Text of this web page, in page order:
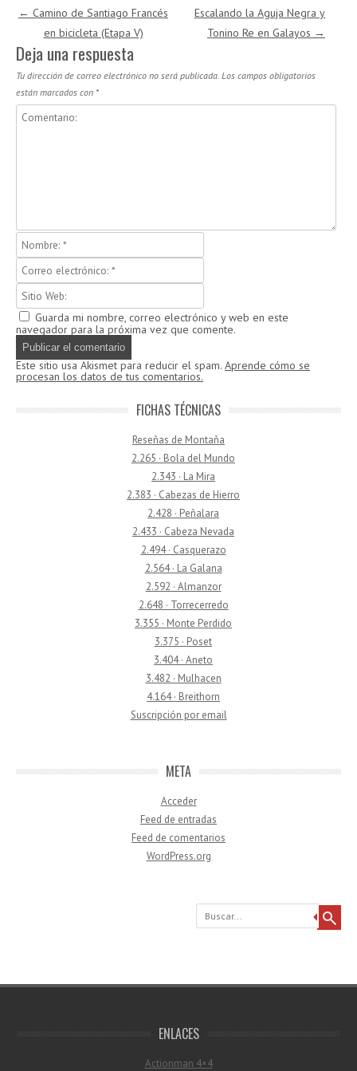
Navegación de entradas
← Camino de Santiago Francés
en bicicleta (Etapa V)
Escalando la Aguja Negra y
Tonino Re en Galayos →
Deja una respuesta
Tu dirección de correo electrónico no será publicada. Los campos obligatorios
están marcados con *
Guarda mi nombre, correo electrónico y web en este
navegador para la próxima vez que comente.
Este sitio usa Akismet para reducir el spam. Aprende cómo se
procesan los datos de tus comentarios.
FICHAS TÉCNICAS
Reseñas de Montaña
2.265 · Bola del Mundo
2.343 · La Mira
2.383 · Cabezas de Hierro
2.428 · Peñalara
2.433 · Cabeza Nevada
2.494 · Casquerazo
2.564 · La Galana
2.592 · Almanzor
2.648 · Torrecerredo
3.355 · Monte Perdido
3.375 · Poset
3.404 · Aneto
3.482 · Mulhacen
4.164 · Breithorn
Suscripción por email
META
Acceder
Feed de entradas
Feed de comentarios
WordPress.org
Buscar
ENLACES
Actionman 4×4